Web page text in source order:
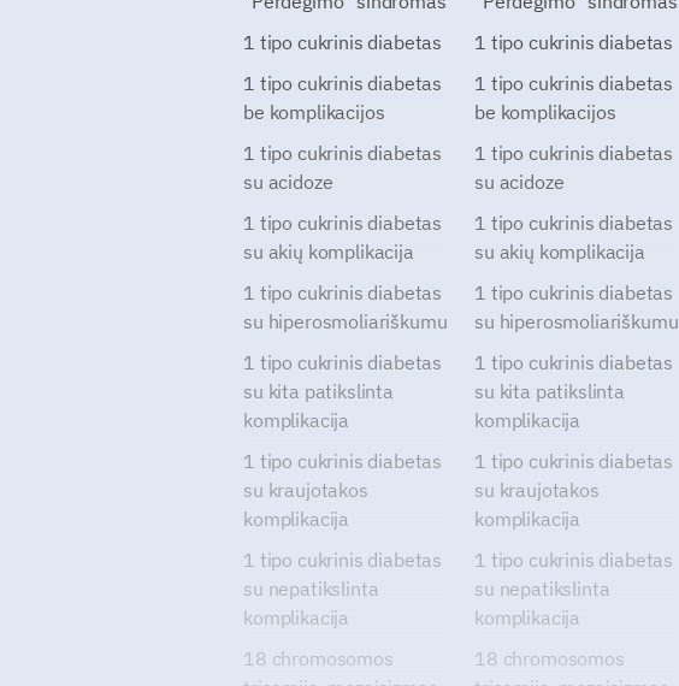
1 tipo cukrinis diabetas
1 tipo cukrinis diabetas
be komplikacijos
1 tipo cukrinis diabetas
su acidoze
1 tipo cukrinis diabetas
su akių komplikacija
1 tipo cukrinis diabetas
su hiperosmoliariškumu
1 tipo cukrinis diabetas
su kita patikslinta
komplikacija
1 tipo cukrinis diabetas
su kraujotakos
komplikacija
1 tipo cukrinis diabetas
su nepatikslinta
komplikacija
18 chromosomos
1 tipo cukrinis diabetas
1 tipo cukrinis diabetas
be komplikacijos
1 tipo cukrinis diabetas
su acidoze
1 tipo cukrinis diabetas
su akių komplikacija
1 tipo cukrinis diabetas
su hiperosmoliariškumu
1 tipo cukrinis diabetas
su kita patikslinta
komplikacija
1 tipo cukrinis diabetas
su kraujotakos
komplikacija
1 tipo cukrinis diabetas
su nepatikslinta
komplikacija
18 chromosomos